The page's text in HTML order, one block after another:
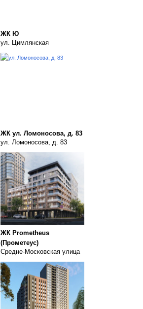
ЖК Ю
ул. Цимлянская
ЖК ул. Ломоносова, д. 83
ул. Ломоносова, д. 83
ЖК Prometheus
(Прометеус)
Средне-Московская улица